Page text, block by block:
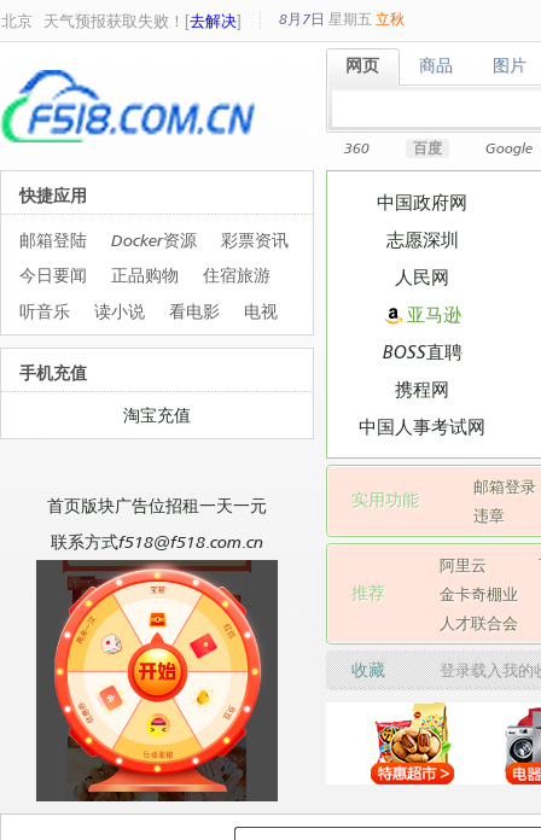
北京 天气预报获取失败！[去解决] 8月7日 星期五 立秋
网页
网页 商品
商品 图片
图片
360 百度 Google
中国政府网
志愿深圳
人民网
亚马逊
BOSS直聘
携程网
中国人事考试网
实用功能
邮箱登录
违章
推荐
阿里云
金卡奇棚业
人才联合会
收藏 登录载入我
快捷应用
邮箱登陆 Docker资源
彩票资讯
今日要闻
正品购物
住宿旅游
听音乐
读小说 看电影 电视
手机充值
淘宝充值
首页版块广告位招租一天一元
联系方式f518@f518.com.cn